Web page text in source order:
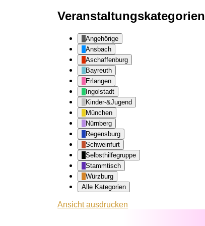
Veranstaltungskategorien
Angehörige
Ansbach
Aschaffenburg
Bayreuth
Erlangen
Ingolstadt
Kinder-&Jugend
München
Nürnberg
Regensburg
Schweinfurt
Selbsthilfegruppe
Stammtisch
Würzburg
Alle Kategorien
Ansichtausdrucken